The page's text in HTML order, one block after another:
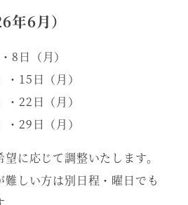
年6月）
8日（月）
15日（月）
22日（月）
29日（月）
に応じて調整いたします。
しい方は別日程・曜日でも